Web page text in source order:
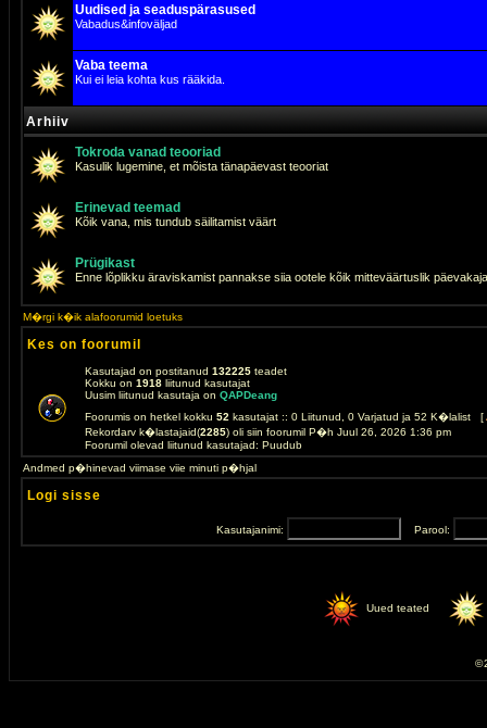
Uudised ja seaduspärasused
Vabadus&infoväljad
Vaba teema
Kui ei leia kohta kus rääkida.
Arhiiv
Tokroda vanad teooriad
Kasulik lugemine, et mõista tänapäevast teooriat
Erinevad teemad
Kõik vana, mis tundub säilitamist väärt
Prügikast
Enne lõplikku äraviskamist pannakse siia ootele kõik mitteväärtuslik
M�rgi k�ik alafoorumid loetuks
Kes on foorumil
Kasutajad on postitanud 132225 teadet
Kokku on 1918 liitunud kasutajat
Uusim liitunud kasutaja on QAPDeang
Foorumis on hetkel kokku 52 kasutajat :: 0 Liitunud, 0 Varjatud ja 52 K�lalist [
Rekordarv k�lastajaid(2285) oli siin foorumil P�h Juul 26, 2026 1:36 pm
Foorumil olevad liitunud kasutajad: Puudub
Andmed p�hinevad viimase viie minuti p�hjal
Logi sisse
Kasutajanimi: Parool:
Uued teated
©